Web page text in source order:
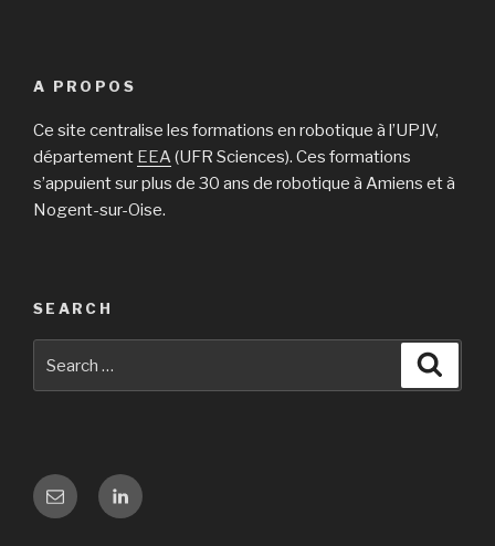
A PROPOS
Ce site centralise les formations en robotique à l’UPJV,
département EEA (UFR Sciences). Ces formations
s’appuient sur plus de 30 ans de robotique à Amiens et à
Nogent-sur-Oise.
SEARCH
Email Linkedin